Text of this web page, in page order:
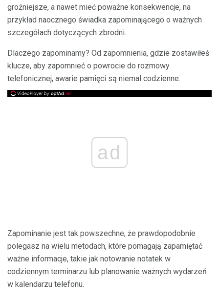
groźniejsze, a nawet mieć poważne konsekwencje, na
przykład naocznego świadka zapominającego o ważnych
szczegółach dotyczących zbrodni.
Dlaczego zapominamy? Od zapomnienia, gdzie zostawiłeś
klucze, aby zapomnieć o powrocie do rozmowy
telefonicznej, awarie pamięci są niemal codzienne.
ad
Zapominanie jest tak powszechne, że prawdopodobnie
polegasz na wielu metodach, które pomagają zapamiętać
ważne informacje, takie jak notowanie notatek w
codziennym terminarzu lub planowanie ważnych wydarzeń
w kalendarzu telefonu.